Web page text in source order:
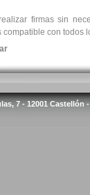
firmas sin
compatible con todos
7 - 12001 Castellón